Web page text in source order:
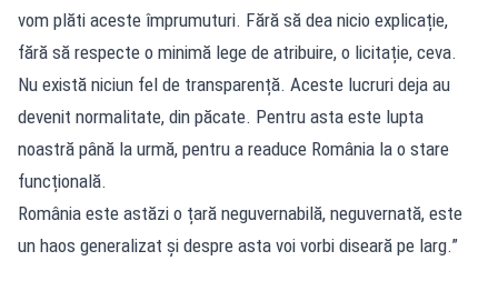
vom plăti aceste împrumuturi. Fără să dea nicio explicație,
fără să respecte o minimă lege de atribuire, o licitație, ceva.
Nu există niciun fel de transparență. Aceste lucruri deja au
devenit normalitate, din păcate. Pentru asta este lupta
noastră până la urmă, pentru a readuce România la o stare
funcțională.
România este astăzi o țară neguvernabilă, neguvernată, este
un haos generalizat și despre asta voi vorbi diseară pe larg.”